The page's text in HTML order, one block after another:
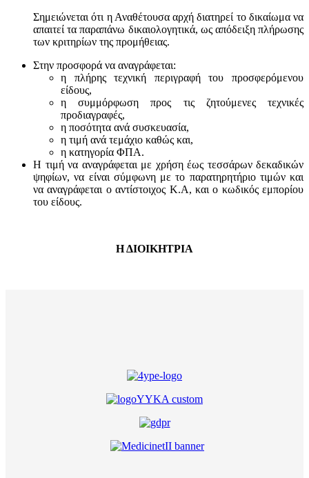
Σημειώνεται ότι η Αναθέτουσα αρχή διατηρεί το δικαίωμα να
απαιτεί τα παραπάνω δικαιολογητικά, ως απόδειξη πλήρωσης
των κριτηρίων της προμήθειας.
Στην προσφορά να αναγράφεται:
η πλήρης τεχνική περιγραφή του προσφερόμενου
είδους,
η συμμόρφωση προς τις ζητούμενες τεχνικές
προδιαγραφές,
η ποσότητα ανά συσκευασία,
η τιμή ανά τεμάχιο καθώς και,
η κατηγορία ΦΠΑ.
Η τιμή να αναγράφεται με χρήση έως τεσσάρων δεκαδικών
ψηφίων, να είναι σύμφωνη με το παρατηρητήριο τιμών και
να αναγράφεται ο αντίστοιχος Κ.Α, και ο κωδικός εμπορίου
του είδους.
Η ΔΙΟΙΚΗΤΡΙΑ